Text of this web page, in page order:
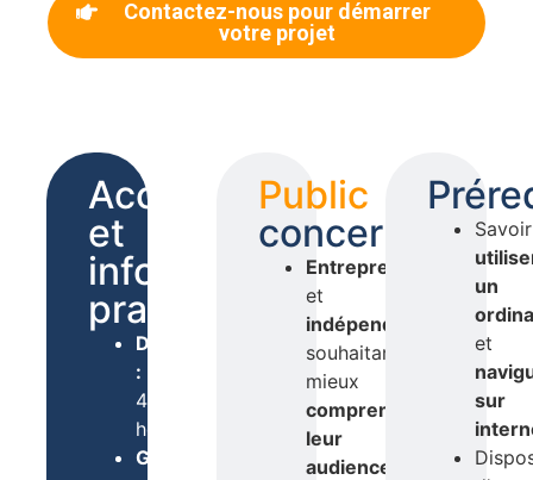
Contactez-nous pour démarrer
votre projet
Accessibilité
et
informations
pratiques
Durée
:
4
heures
Groupe
Public
concerné
Entrepreneurs
et
indépendants
souhaitant
mieux
comprendre
leur
audience
Savoir
un
et
sur